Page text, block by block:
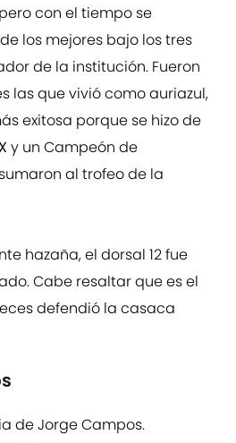
con el tiempo se
los mejores bajo los tres
de la institución. Fueron
las que vivió como auriazul,
exitosa porque se hizo de
y un Campeón de
al trofeo de la
hazaña, el dorsal 12 fue
Cabe resaltar que es el
defendió la casaca
de Jorge Campos.